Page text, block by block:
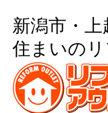
新潟市・上
住まいの